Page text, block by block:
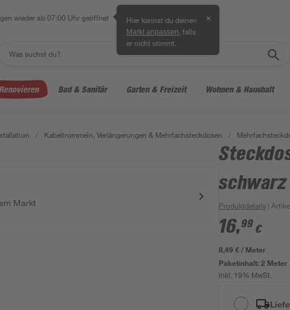
wieder ab 07:00 Uhr geöffnet Hier kannst du deinen
Markt anpassen , falls
er nicht stimmt.
✕
Bad & Sanitär Garten & Freizeit Wohnen & Haushalt
/ Kabeltrommeln, Verlängerungen & Mehrfachsteckdosen /
Markt
Produktdetails |
16,99 €
8,49 € / Meter
Paketinhalt:2 Meter
inkl. 19% MwSt.